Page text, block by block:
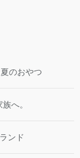
のおやつ
へ。
ンド